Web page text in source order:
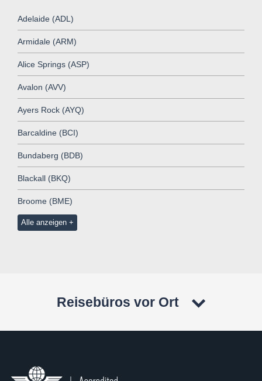
Adelaide (ADL)
Armidale (ARM)
Alice Springs (ASP)
Avalon (AVV)
Ayers Rock (AYQ)
Barcaldine (BCI)
Bundaberg (BDB)
Blackall (BKQ)
Broome (BME)
Alle anzeigen
Reisebüros vor Ort